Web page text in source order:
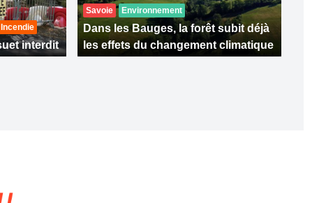
Incendie
interdit
Savoie Environnement
Dans les Bauges, la forêt subit déjà
les effets du changement climatique